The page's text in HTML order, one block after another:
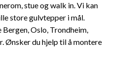
stue og walk in. Vi kan
store gulvtepper i mål.
Oslo, Trondheim,
Ønsker du hjelp til å montere